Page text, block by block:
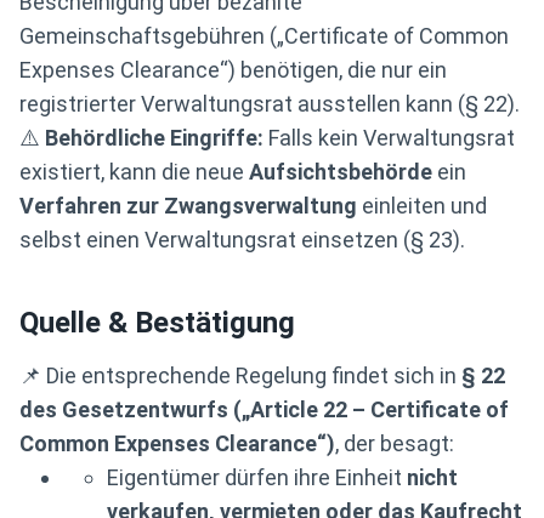
Gemeinschaftsgebühren („Certificate of Common
Expenses Clearance“) benötigen, die nur ein
registrierter Verwaltungsrat ausstellen kann (§ 22).
⚠️ Behördliche Eingriffe: Falls kein Verwaltungsrat
existiert, kann die neue Aufsichtsbehörde ein
Verfahren zur Zwangsverwaltung einleiten und
selbst einen Verwaltungsrat einsetzen (§ 23).
Quelle & Bestätigung
📌 Die entsprechende Regelung findet sich in § 22
des Gesetzentwurfs („Article 22 – Certificate of
Common Expenses Clearance“), der besagt:
Eigentümer dürfen ihre Einheit nicht
verkaufen, vermieten oder das Kaufrecht